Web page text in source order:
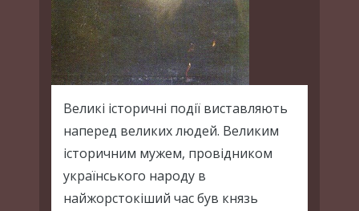
Великі історичні події виставляють
наперед великих людей. Великим
історичним мужем, провідником
українського народу в
найжорстокіший час був князь